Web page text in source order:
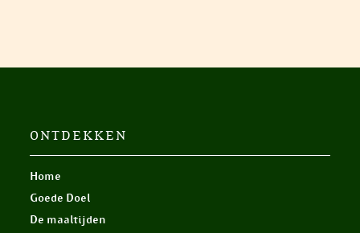
ONTDEKKEN
Home
Goede Doel
De maaltijden